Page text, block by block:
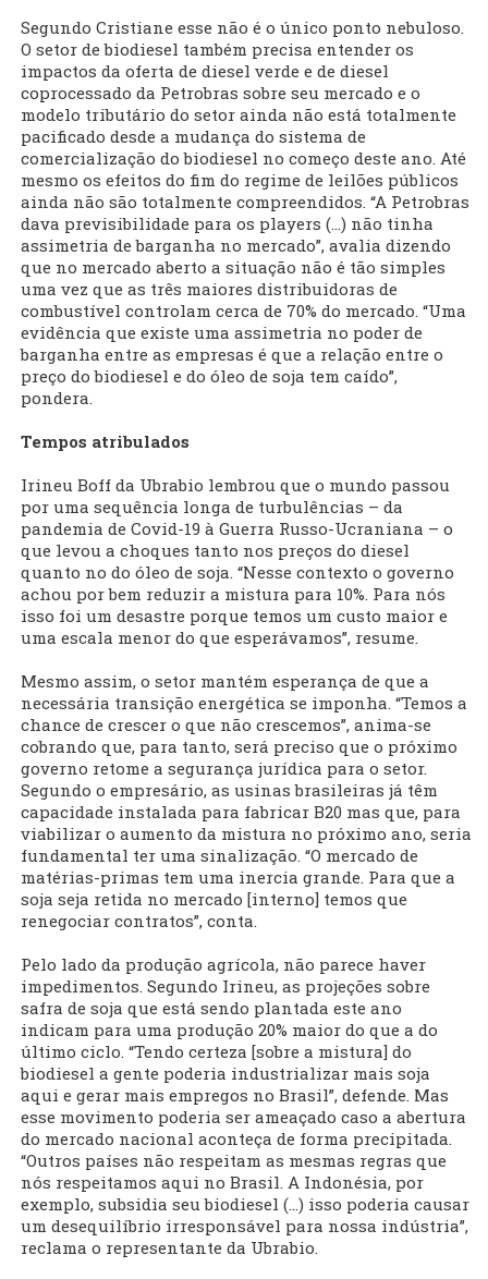
Segundo Cristiane esse não é o único ponto nebuloso.
O setor de biodiesel também precisa entender os
impactos da oferta de diesel verde e de diesel
coprocessado da Petrobras sobre seu mercado e o
modelo tributário do setor ainda não está totalmente
pacificado desde a mudança do sistema de
comercialização do biodiesel no começo deste ano. Até
mesmo os efeitos do fim do regime de leilões públicos
ainda não são totalmente compreendidos. “A Petrobras
dava previsibilidade para os players (...) não tinha
assimetria de barganha no mercado”, avalia dizendo
que no mercado aberto a situação não é tão simples
uma vez que as três maiores distribuidoras de
combustível controlam cerca de 70% do mercado. “Uma
evidência que existe uma assimetria no poder de
barganha entre as empresas é que a relação entre o
preço do biodiesel e do óleo de soja tem caído”,
pondera.
Tempos atribulados
Irineu Boff da Ubrabio lembrou que o mundo passou
por uma sequência longa de turbulências – da
pandemia de Covid-19 à Guerra Russo-Ucraniana – o
que levou a choques tanto nos preços do diesel
quanto no do óleo de soja. “Nesse contexto o governo
achou por bem reduzir a mistura para 10%. Para nós
isso foi um desastre porque temos um custo maior e
uma escala menor do que esperávamos”, resume.
Mesmo assim, o setor mantém esperança de que a
necessária transição energética se imponha. “Temos a
chance de crescer o que não crescemos”, anima-se
cobrando que, para tanto, será preciso que o próximo
governo retome a segurança jurídica para o setor.
Segundo o empresário, as usinas brasileiras já têm
capacidade instalada para fabricar B20 mas que, para
viabilizar o aumento da mistura no próximo ano, seria
fundamental ter uma sinalização. “O mercado de
matérias-primas tem uma inercia grande. Para que a
soja seja retida no mercado [interno] temos que
renegociar contratos”, conta.
Pelo lado da produção agrícola, não parece haver
impedimentos. Segundo Irineu, as projeções sobre
safra de soja que está sendo plantada este ano
indicam para uma produção 20% maior do que a do
último ciclo. “Tendo certeza [sobre a mistura] do
biodiesel a gente poderia industrializar mais soja
aqui e gerar mais empregos no Brasil”, defende. Mas
esse movimento poderia ser ameaçado caso a abertura
do mercado nacional aconteça de forma precipitada.
“Outros países não respeitam as mesmas regras que
nós respeitamos aqui no Brasil. A Indonésia, por
exemplo, subsidia seu biodiesel (...) isso poderia causar
um desequilíbrio irresponsável para nossa indústria”,
reclama o representante da Ubrabio.